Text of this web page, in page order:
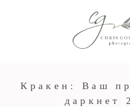
Кракен: Ваш
даркнет